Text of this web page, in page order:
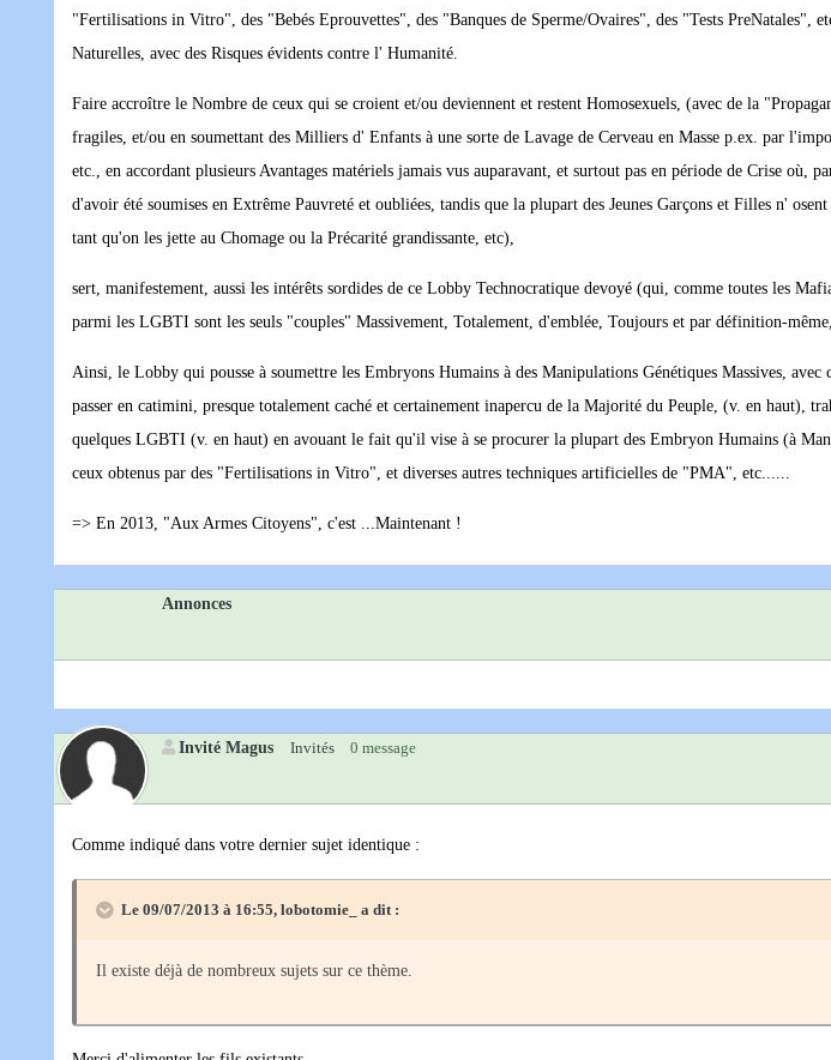
"Fertilisations in Vitro", des "Bebés Eprouvettes", des "Banques de Sperme/Ovaires", des "Tests PreNatales",
Naturelles, avec des Risques évidents contre l' Humanité.
Faire accroître le Nombre de ceux qui se croient et/ou deviennent et restent Homosexuels, (avec de la
fragiles, et/ou en soumettant des Milliers d' Enfants à une sorte de Lavage de Cerveau en Masse p.ex. par
etc., en accordant plusieurs Avantages matériels jamais vus auparavant, et surtout pas en période de Crise où,
d'avoir été soumises en Extrême Pauvreté et oubliées, tandis que la plupart des Jeunes Garçons et Filles n'
tant qu'on les jette au Chomage ou la Précarité grandissante, etc),
sert, manifestement, aussi les intérêts sordides de ce Lobby Technocratique devoyé (qui, comme toutes les
parmi les LGBTI sont les seuls "couples" Massivement, Totalement, d'emblée, Toujours et par définition-
Ainsi, le Lobby qui pousse à soumettre les Embryons Humains à des Manipulations Génétiques Massives,
passer en catimini, presque totalement caché et certainement inapercu de la Majorité du Peuple, (v. en haut),
quelques LGBTI (v. en haut) en avouant le fait qu'il vise à se procurer la plupart des Embryon Humains (à
ceux obtenus par des "Fertilisations in Vitro", et diverses autres techniques artificielles de "PMA", etc......
=> En 2013, "Aux Armes Citoyens", c'est ...Maintenant !
Annonces
Invité Magus Invités 0 message
Comme indiqué dans votre dernier sujet identique :
Le 09/07/2013 à 16:55, lobotomie_ a dit :
Il existe déjà de nombreux sujets sur ce thème.